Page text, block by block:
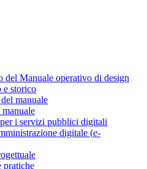
del Manuale operativo di design
e storico
manuale
i servizi pubblici digitali
digitale (e-
pratiche